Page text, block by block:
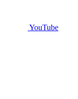
YouTube